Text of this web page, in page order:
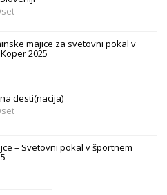
majice za svetovni pokal v
2025
desti(nacija)
– Svetovni pokal v športnem